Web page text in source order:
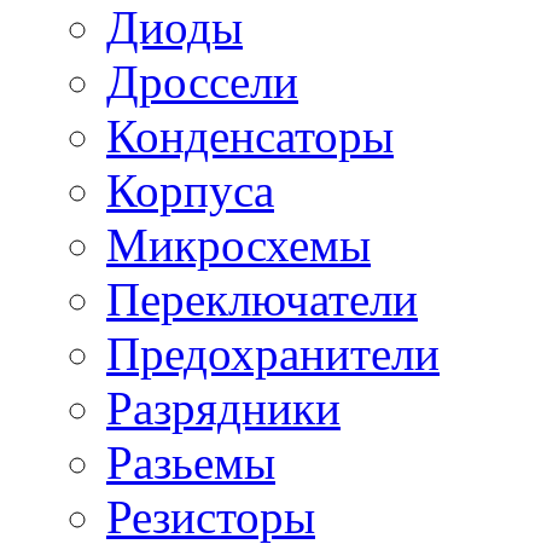
Диоды
Дроссели
Конденсаторы
Корпуса
Микросхемы
Переключатели
Предохранители
Разрядники
Разьемы
Резисторы